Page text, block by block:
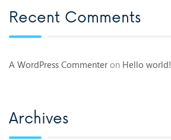
Recent Comments
A WordPress Commenter on Hello world!
Archives